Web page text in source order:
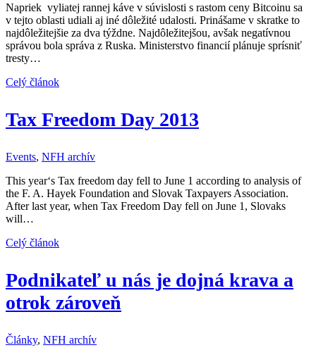
Napriek vyliatej rannej káve v súvislosti s rastom ceny Bitcoinu sa
v tejto oblasti udiali aj iné dôležité udalosti. Prinášame v skratke to
najdôležitejšie za dva týždne. Najdôležitejšou, avšak negatívnou
správou bola správa z Ruska. Ministerstvo financií plánuje sprísniť
tresty…
Celý článok
Tax Freedom Day 2013
Events, NFH archív
This year‘s Tax freedom day fell to June 1 according to analysis of
the F. A. Hayek Foundation and Slovak Taxpayers Association.
After last year, when Tax Freedom Day fell on June 1, Slovaks
will…
Celý článok
Podnikateľ u nás je dojná krava a
otrok zároveň
Články, NFH archív